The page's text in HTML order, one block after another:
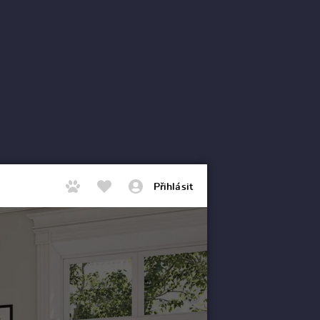
Přihlásit